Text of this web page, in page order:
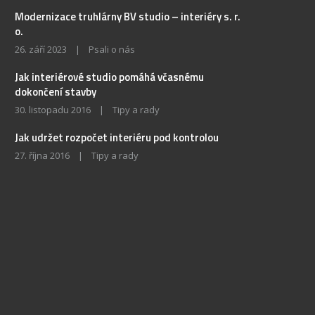
Modernizace truhlárny BV studio – interiéry s. r.
o.
26. září 2023 | Psali o nás
Jak interiérové studio pomáhá včasnému
dokončení stavby
30. listopadu 2016 | Tipy a rady
Jak udržet rozpočet interiéru pod kontrolou
27. října 2016 | Tipy a rady